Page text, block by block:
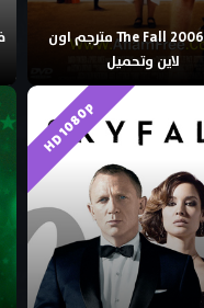
فيلم The Fall 2006 مترجم اون
لاين وتحميل
HD 1080p